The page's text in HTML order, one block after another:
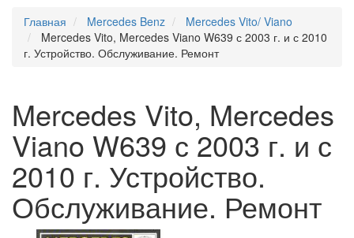
Главная
Mercedes Benz
Mercedes Vito/ Viano
Mercedes Vito, Mercedes Viano W639 с 2003 г. и с 2010
г. Устройство. Обслуживание. Ремонт
Mercedes Vito, Mercedes
Viano W639 с 2003 г. и с
2010 г. Устройство.
Обслуживание. Ремонт